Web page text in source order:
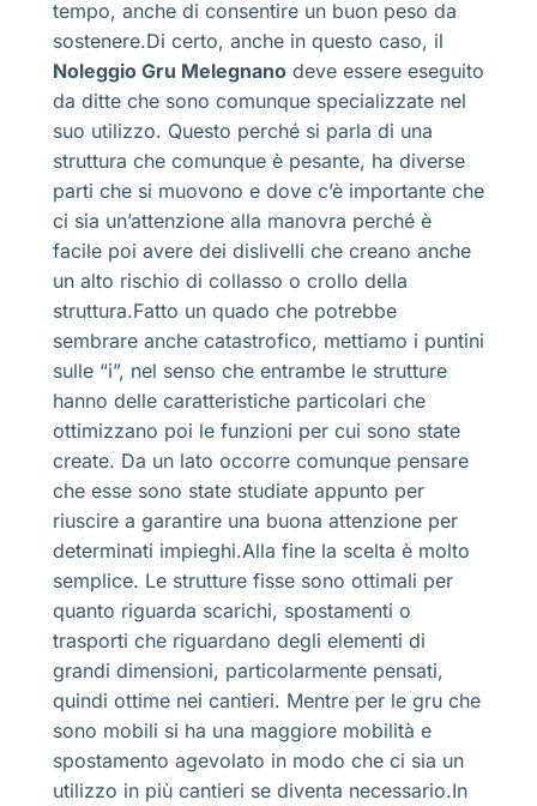
tempo, anche di consentire un buon peso da
sostenere.Di certo, anche in questo caso, il
Noleggio Gru Melegnano deve essere eseguito
da ditte che sono comunque specializzate nel
suo utilizzo. Questo perché si parla di una
struttura che comunque è pesante, ha diverse
parti che si muovono e dove c’è importante che
ci sia un’attenzione alla manovra perché è
facile poi avere dei dislivelli che creano anche
un alto rischio di collasso o crollo della
struttura.Fatto un quado che potrebbe
sembrare anche catastrofico, mettiamo i puntini
sulle “i”, nel senso che entrambe le strutture
hanno delle caratteristiche particolari che
ottimizzano poi le funzioni per cui sono state
create. Da un lato occorre comunque pensare
che esse sono state studiate appunto per
riuscire a garantire una buona attenzione per
determinati impieghi.Alla fine la scelta è molto
semplice. Le strutture fisse sono ottimali per
quanto riguarda scarichi, spostamenti o
trasporti che riguardano degli elementi di
grandi dimensioni, particolarmente pensati,
quindi ottime nei cantieri. Mentre per le gru che
sono mobili si ha una maggiore mobilità e
spostamento agevolato in modo che ci sia un
utilizzo in più cantieri se diventa necessario.In